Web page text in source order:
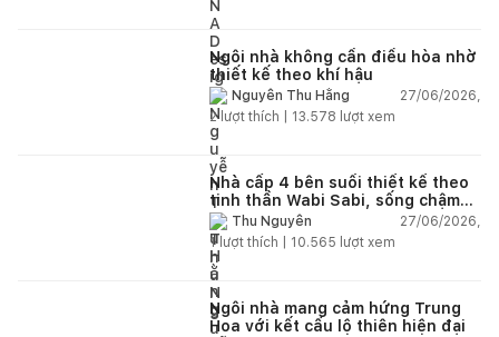
Ngôi nhà không cần điều hòa nhờ
thiết kế theo khí hậu
Nguyễn Thu Hằng
27/06/2026,
2lượt thích | 13.578 lượt xem
Nhà cấp 4 bên suối thiết kế theo
tinh thần Wabi Sabi, sống chậm
giữa thiên nhiên
Thu Nguyễn
27/06/2026,
1lượt thích | 10.565 lượt xem
Ngôi nhà mang cảm hứng Trung
Hoa với kết cấu lộ thiên hiện đại